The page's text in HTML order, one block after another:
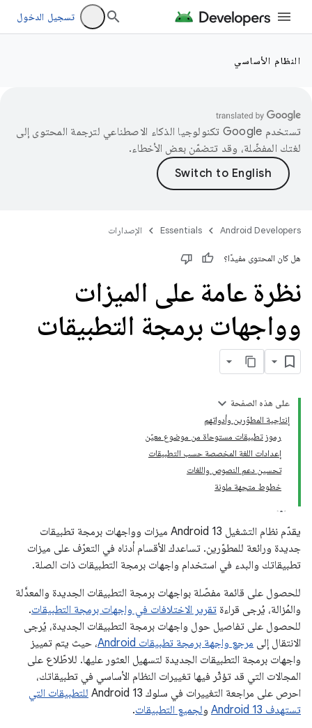
تسجيل الدخول
النظام الأساسي
تستخدم Google تكنولوجيا الذكاء الاصطناعي لترجمة المحتوى إلى
لغتك المفضّلة، وقد تتضمّن بعض الأخطاء.
Android Developers
Essentials الإصدارات
هل كان المحتوى مفيدًا؟
نظرة عامة على الميزات
وواجهات برمجة التطبيقات
على هذه الصفحة
إنتاجية المطوّرين وأدواتهم
رموز تطبيقات مستوحاة من موضوع معيّن
إعدادات اللغة المخصصة حسب التطبيقات
تحسين دعم النصوص واللغات
خطوط متجهة ملونة
يقدّم نظام التشغيل Android 13 ميزات وواجهات برمجة تطبيقات
جديدة ورائعة للمطوّرين. تساعدك الأقسام أدناه في التعرّف على ميزات
تطبيقاتك والبدء في استخدام واجهات برمجة التطبيقات ذات الصلة.
للحصول على قائمة مفصّلة بواجهات برمجة التطبيقات الجديدة والمعدَّلة
والمُزالة، يُرجى قراءة تقرير الاختلافات في واجهات برمجة التطبيقات.
للحصول على تفاصيل حول واجهات برمجة التطبيقات الجديدة، يُرجى
الانتقال إلى مرجع واجهة برمجة تطبيقات Android
، حيث يتم تمييز
واجهات برمجة التطبيقات الجديدة لتسهيل العثور عليها. للاطّلاع على
المجالات التي قد تؤثّر فيها تغييرات النظام الأساسي في تطبيقاتك،
احرص على مراجعة التغييرات في سلوك Android 13
للتطبيقات التي
تستهدف Android 13
ولجميع التطبيقات.